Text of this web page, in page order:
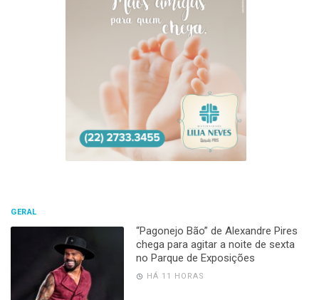
GERAL
“Pagonejo Bão” de Alexandre Pires
chega para agitar a noite de sexta
no Parque de Exposições
HÁ 11 HORAS